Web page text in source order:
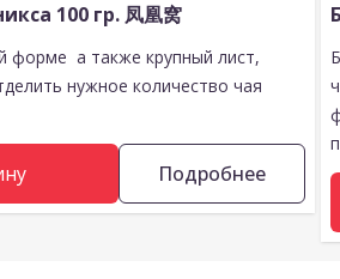
100 гр. 凤凰窝
Подробнее
форме а также крупный лист,
нужное количество чая